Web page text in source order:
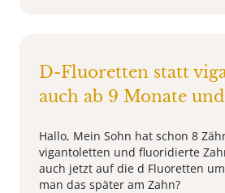
D-Fluoretten statt
auch ab 9 Monate
Hallo, Mein Sohn hat schon 8
vigantoletten und fluoridierte
auch jetzt auf die d Fluoretten
man das später am Zahn?